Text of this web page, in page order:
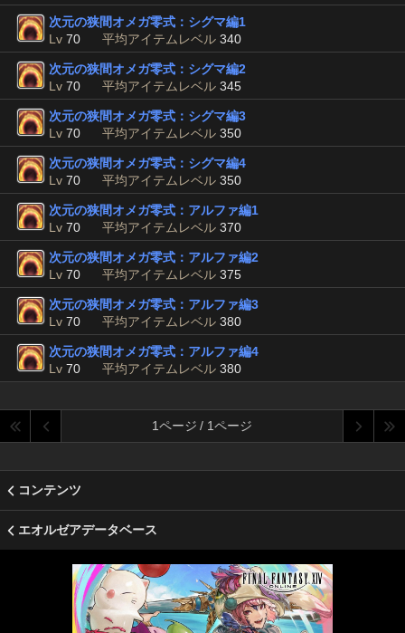
次元の狭間オメガ零式：シグマ編1
Lv 70 平均アイテムレベル 340
次元の狭間オメガ零式：シグマ編2
Lv 70 平均アイテムレベル 345
次元の狭間オメガ零式：シグマ編3
Lv 70 平均アイテムレベル 350
次元の狭間オメガ零式：シグマ編4
Lv 70 平均アイテムレベル 350
次元の狭間オメガ零式：アルファ編1
Lv 70 平均アイテムレベル 370
次元の狭間オメガ零式：アルファ編2
Lv 70 平均アイテムレベル 375
次元の狭間オメガ零式：アルファ編3
Lv 70 平均アイテムレベル 380
次元の狭間オメガ零式：アルファ編4
Lv 70 平均アイテムレベル 380
1ページ / 1ページ
コンテンツ
エオルゼアデータベース